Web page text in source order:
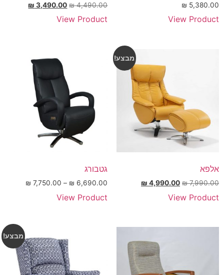
₪ 5,380.00
View Product
₪4,490.00
₪ 3,490.00
View Product
מבצע!
אלפא
₪7,990.00
₪ 4,990.00
View Product
גטבורג
₪ 6,690.00
–
₪ 7,750.00
View Product
מבצע!